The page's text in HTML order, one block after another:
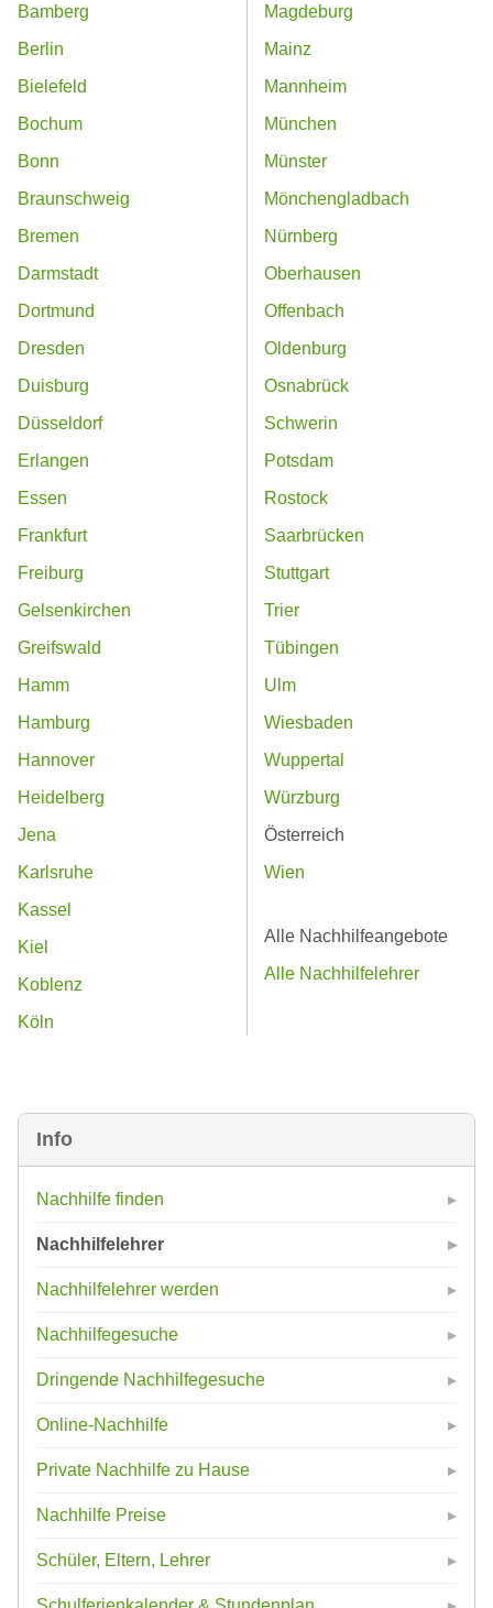
Info
Nachhilfe finden
Nachhilfelehrer
Nachhilfelehrer werden
Nachhilfegesuche
Dringende Nachhilfegesuche
Online-Nachhilfe
Private Nachhilfe zu Hause
Nachhilfe Preise
Schüler, Eltern, Lehrer
Bamberg
Berlin
Bielefeld
Bochum
Bonn
Braunschweig
Bremen
Darmstadt
Dortmund
Dresden
Duisburg
Düsseldorf
Erlangen
Essen
Frankfurt
Freiburg
Gelsenkirchen
Greifswald
Hamm
Hamburg
Hannover
Heidelberg
Jena
Karlsruhe
Kassel
Kiel
Koblenz
Köln
Magdeburg
Mainz
Mannheim
München
Münster
Mönchengladbach
Nürnberg
Oberhausen
Offenbach
Oldenburg
Osnabrück
Schwerin
Potsdam
Rostock
Saarbrücken
Stuttgart
Trier
Tübingen
Ulm
Wiesbaden
Wuppertal
Würzburg
Österreich
Wien
Alle Nachhilfeangebote
Alle Nachhilfelehrer